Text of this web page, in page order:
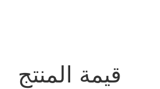
قيمة المنتج